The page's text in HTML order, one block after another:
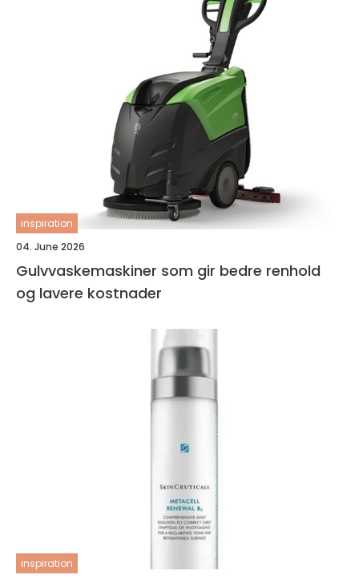
inspiration
04. June 2026
Gulvvaskemaskiner som gir bedre renhold
og lavere kostnader
inspiration